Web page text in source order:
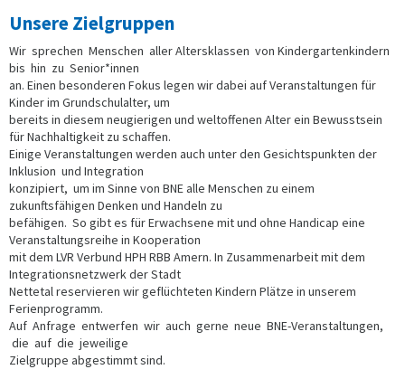
Unsere Zielgruppen
Wir sprechen Menschen aller Altersklassen von Kindergartenkindern
bis hin zu Senior*innen
an. Einen besonderen Fokus legen wir dabei auf Veranstaltungen für
Kinder im Grundschulalter, um
bereits in diesem neugierigen und weltoffenen Alter ein Bewusstsein
für Nachhaltigkeit zu schaffen.
Einige Veranstaltungen werden auch unter den Gesichtspunkten der
Inklusion und Integration
konzipiert, um im Sinne von BNE alle Menschen zu einem
zukunftsfähigen Denken und Handeln zu
befähigen. So gibt es für Erwachsene mit und ohne Handicap eine
Veranstaltungsreihe in Kooperation
mit dem LVR Verbund HPH RBB Amern. In Zusammenarbeit mit dem
Integrationsnetzwerk der Stadt
Nettetal reservieren wir geflüchteten Kindern Plätze in unserem
Ferienprogramm.
Auf Anfrage entwerfen wir auch gerne neue BNE-Veranstaltungen,
die auf die jeweilige
Zielgruppe abgestimmt sind.